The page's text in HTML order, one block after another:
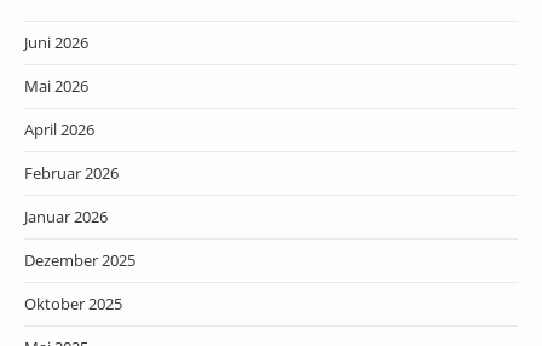
Juni 2026
Mai 2026
April 2026
Februar 2026
Januar 2026
Dezember 2025
Oktober 2025